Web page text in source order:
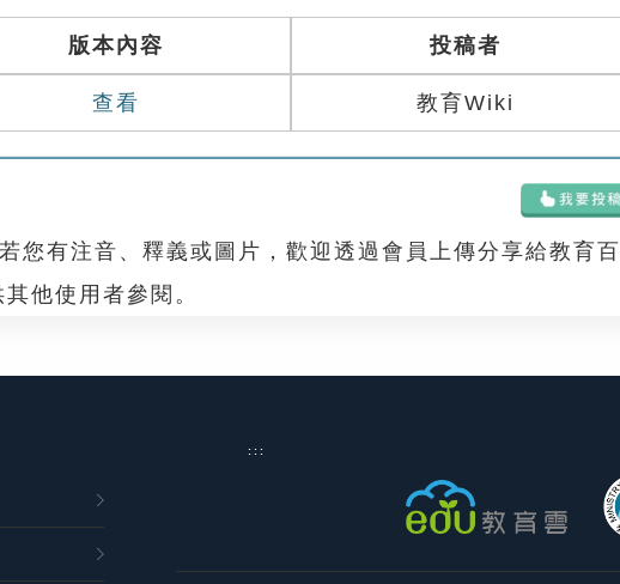
版本內容 投稿者
查看 教育Wiki
您有注音、釋義或圖片，歡迎透過會員上傳分享給教育百
他使用者參閱。
:::